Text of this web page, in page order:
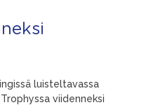
luisteltavassa
viidenneksi